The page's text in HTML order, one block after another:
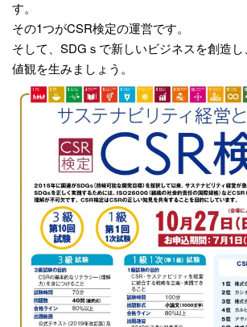
す。
その1つがCSR検定の運営です。
そして、SDGｓで新しいビジネスを創造
値観を生みましょう。